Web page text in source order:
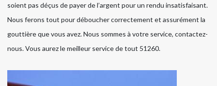
soient pas déçus de payer de l’argent pour un rendu insatisfaisant.
Nous ferons tout pour déboucher correctement et assurément la
gouttière que vous avez. Nous sommes à votre service, contactez-
nous. Vous aurez le meilleur service de tout 51260.